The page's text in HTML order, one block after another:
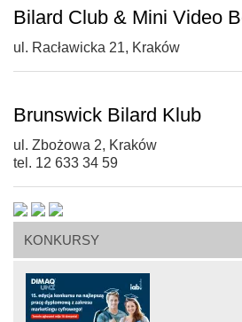
KONKURSY
Bilard Club & Mini Video
ul. Racławicka 21, Kraków
Brunswick Bilard Klub
ul. Zbożowa 2, Kraków
tel. 12 633 34 59